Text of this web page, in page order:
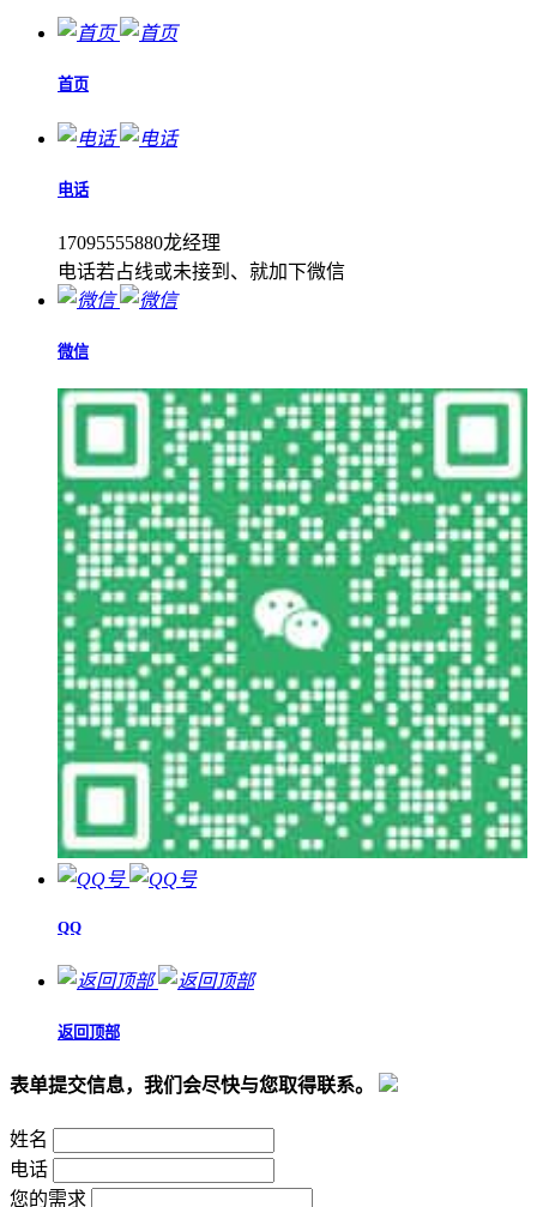
首页
电话
17095555880龙经理
电话若占线或未接到、就加下微信
微信
QQ
返回顶部
表单提交信息，我们会尽快与您取得联系。
姓名
电话
您的需求